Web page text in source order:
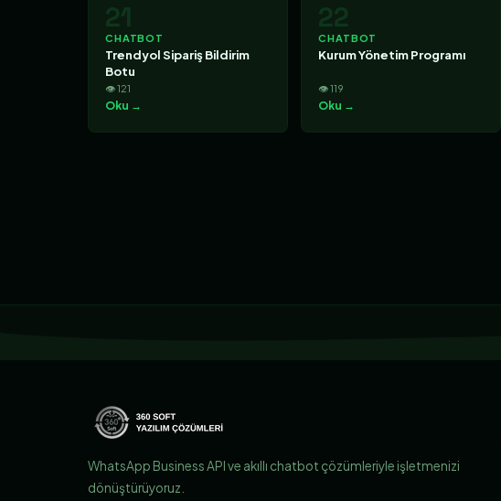
21
CHATBOT
Trendyol Sipariş Bildirim
Botu
👁 121
Oku →
22
CHATBOT
Kurum Yönetim Programı
👁 119
Oku →
WhatsApp Business API ve akıllı chatbot çözümleriyle işletmenizi
dönüştürüyoruz.